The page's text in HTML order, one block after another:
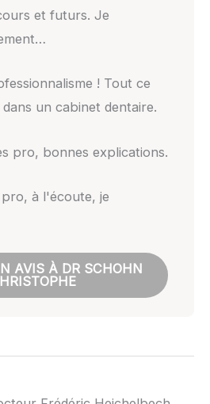
et futurs. Je
! Tout ce
un cabinet dentaire.
pro, bonnes explications.
à l'écoute, je
AVIS À DR SCHOHN